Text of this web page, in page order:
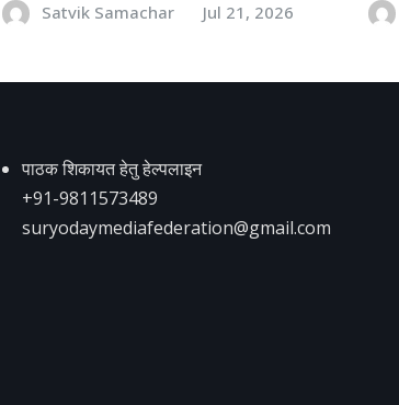
Satvik Samachar Jul 21, 2026
पाठक शिकायत हेतु हेल्पलाइन
+91-9811573489
suryodaymediafederation@gmail.com